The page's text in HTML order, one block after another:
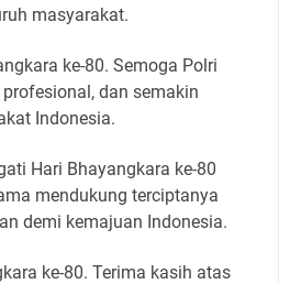
masyarakat.
ke-80. Semoga Polri
dan semakin
Indonesia.
Hari Bhayangkara ke-80
mendukung terciptanya
demi kemajuan Indonesia.
ke-80. Terima kasih atas